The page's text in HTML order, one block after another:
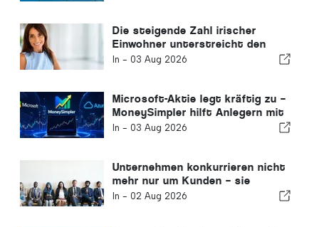
Die steigende Zahl irischer
Einwohner unterstreicht den
Wandel der Algarve zu einem
In - 03 Aug 2026
Microsoft-Aktie legt kräftig zu –
MoneySimpler hilft Anlegern mit
KI-gestütztem automatisiertem
In - 03 Aug 2026
Unternehmen konkurrieren nicht
mehr nur um Kunden – sie
konkurrieren um Talente.
In - 02 Aug 2026